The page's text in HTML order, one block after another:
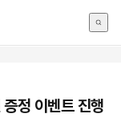
정 이벤트 진행